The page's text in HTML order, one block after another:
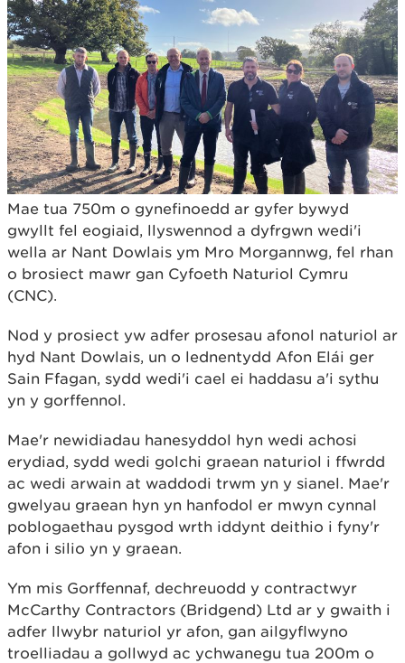
Mae tua 750m o gynefinoedd ar gyfer bywyd
gwyllt fel eogiaid, llyswennod a dyfrgwn wedi'i
wella ar Nant Dowlais ym Mro Morgannwg, fel rhan
o brosiect mawr gan Cyfoeth Naturiol Cymru
(CNC).
Nod y prosiect yw adfer prosesau afonol naturiol ar
hyd Nant Dowlais, un o lednentydd Afon Elái ger
Sain Ffagan, sydd wedi'i cael ei haddasu a'i sythu
yn y gorffennol.
Mae'r newidiadau hanesyddol hyn wedi achosi
erydiad, sydd wedi golchi graean naturiol i ffwrdd
ac wedi arwain at waddodi trwm yn y sianel. Mae'r
gwelyau graean hyn yn hanfodol er mwyn cynnal
poblogaethau pysgod wrth iddynt deithio i fyny'r
afon i silio yn y graean.
Ym mis Gorffennaf, dechreuodd y contractwyr
McCarthy Contractors (Bridgend) Ltd ar y gwaith i
adfer llwybr naturiol yr afon, gan ailgyflwyno
troelliadau a gollwyd ac ychwanegu tua 200m o